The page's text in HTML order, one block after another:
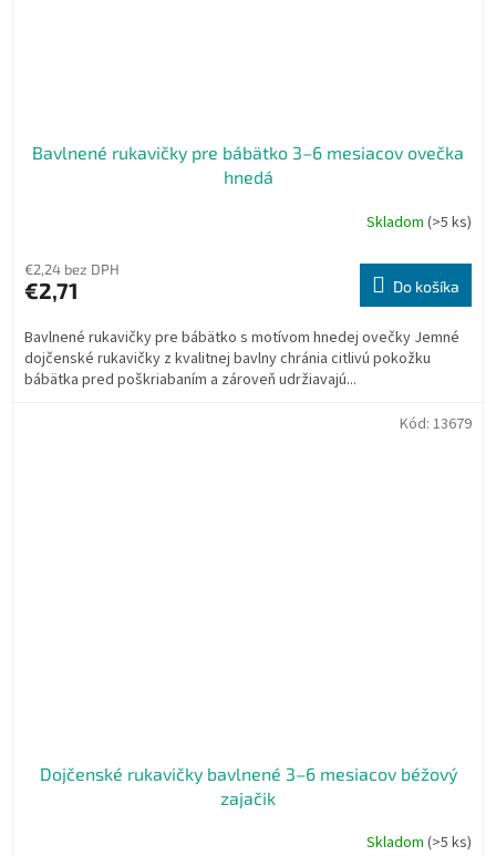
Bavlnené rukavičky pre bábätko 3–6 mesiacov ovečka
hnedá
Skladom (>5 ks)
€2,24 bez DPH
€2,71 Do košíka
Bavlnené rukavičky pre bábätko s motívom hnedej ovečky Jemné
dojčenské rukavičky z kvalitnej bavlny chránia citlivú pokožku
bábätka pred poškriabaním a zároveň udržiavajú...
Dojčenské rukavičky bavlnené 3–6 mesiacov béžový
zajačik
Skladom (>5 ks)
Kód: 13679